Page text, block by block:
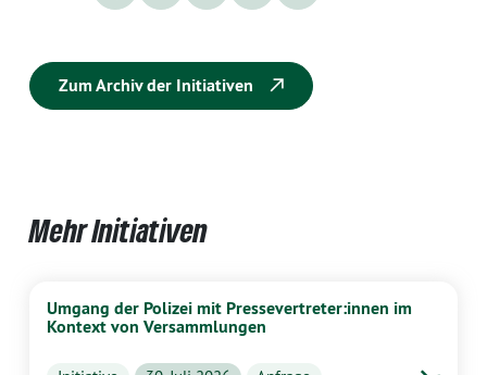
Zum Archiv der Initiativen
Mehr Initiativen
Umgang der Polizei mit Pressevertreter:innen im
Kontext von Versammlungen